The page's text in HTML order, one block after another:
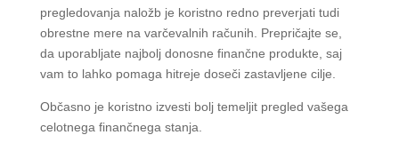
pregledovanja naložb je koristno redno preverjati tudi
obrestne mere na varčevalnih računih. Prepričajte se,
da uporabljate najbolj donosne finančne produkte, saj
vam to lahko pomaga hitreje doseči zastavljene cilje.
Občasno je koristno izvesti bolj temeljit pregled vašega
celotnega finančnega stanja.